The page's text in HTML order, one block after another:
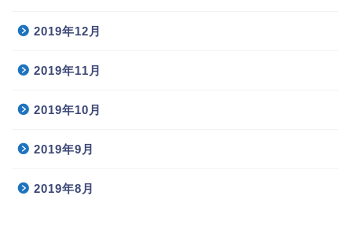
2019年12月
2019年11月
2019年10月
2019年9月
2019年8月